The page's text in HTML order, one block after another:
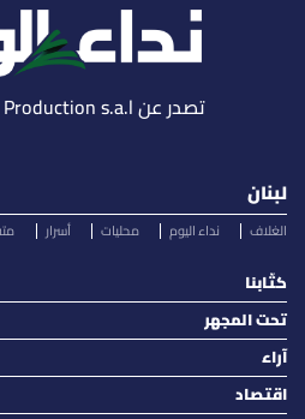
تصدر عن Lebanese Media Production s.a.l
لبنان
الغلاف نداء اليوم محليات أسرار
كتّابنا
تحت المجهر
آراء
اقتصاد